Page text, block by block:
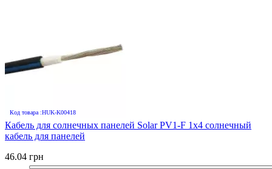
Код товара :HUK-K00418
Кабель для солнечных панелей Solar PV1-F 1х4 солнечный
кабель для панелей
46.04 грн